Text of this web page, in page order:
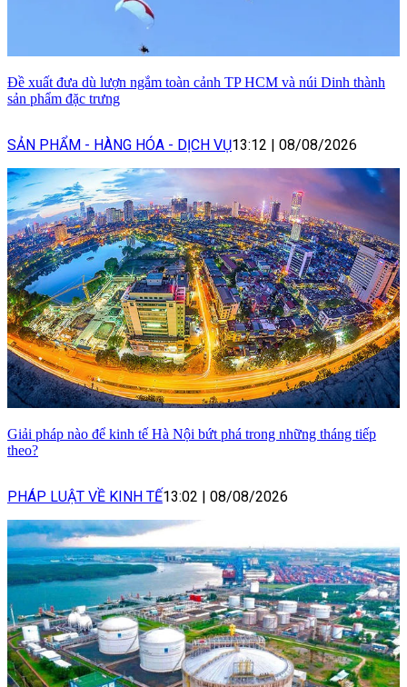
Đề xuất đưa dù lượn ngắm toàn cảnh TP HCM và núi Dinh thành
sản phẩm đặc trưng
SẢN PHẨM - HÀNG HÓA - DỊCH VỤ13:12 08/08/2026
Giải pháp nào để kinh tế Hà Nội bứt phá trong những tháng tiếp
theo?
PHÁP LUẬT VỀ KINH TẾ13:02 | 08/08/2026